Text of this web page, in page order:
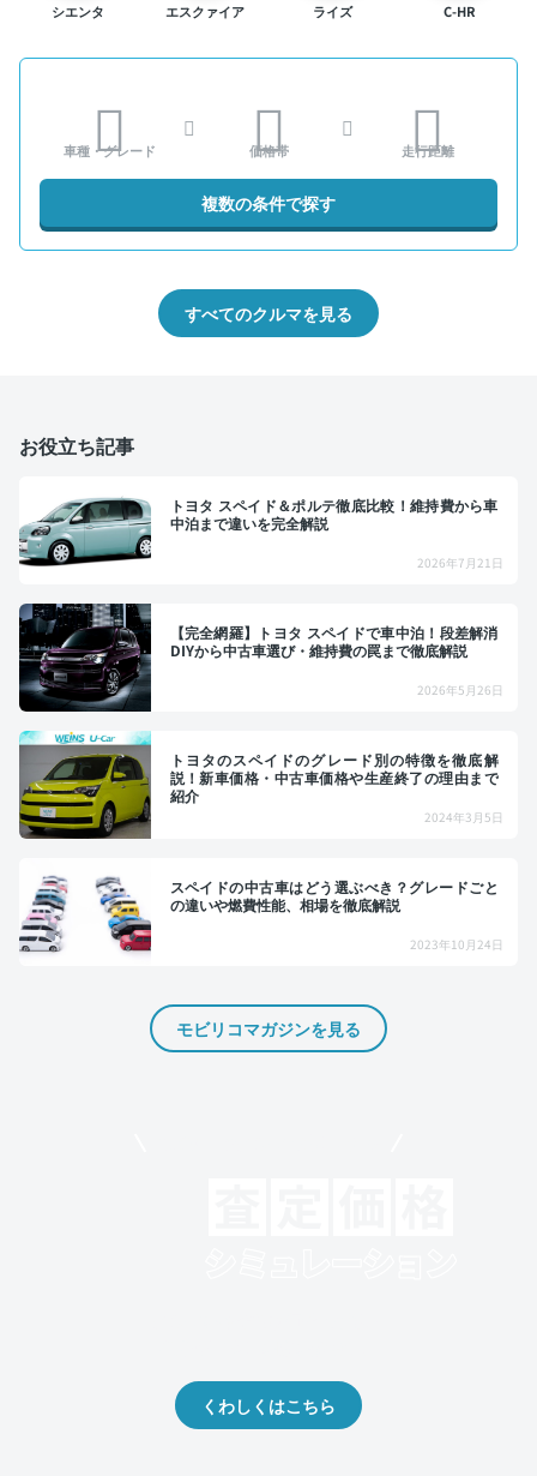
シエンタ エスクァイア ライズ C-HR
車種・グレード 価格帯 走行距離
複数の条件で探す
すべてのクルマを見る
お役立ち記事
トヨタ スペイド＆ポルテ徹底比較！維持費から車
中泊まで違いを完全解説
2026年7月21日
【完全網羅】トヨタ スペイドで車中泊！段差解消
DIYから中古車選び・維持費の罠まで徹底解説
2026年5月26日
トヨタのスペイドのグレード別の特徴を徹底解
説！新車価格・中古車価格や生産終了の理由まで
紹介
2024年3月5日
スペイドの中古車はどう選ぶべき？グレードごと
の違いや燃費性能、相場を徹底解説
2023年10月24日
モビリコマガジンを見る
くわしくはこちら